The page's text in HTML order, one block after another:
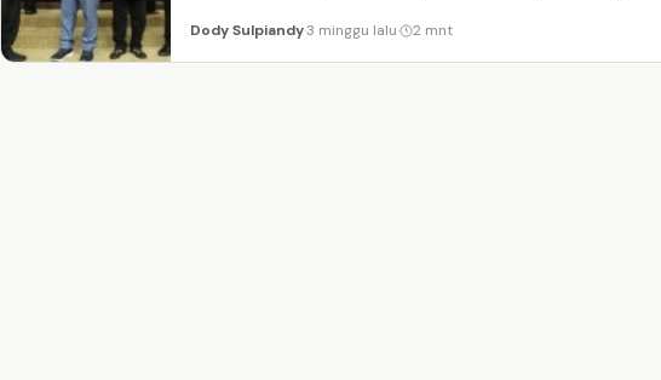
Dody Sulpiandy·3 minggu lalu· 2 mnt